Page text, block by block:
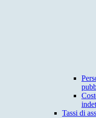
Tassi di